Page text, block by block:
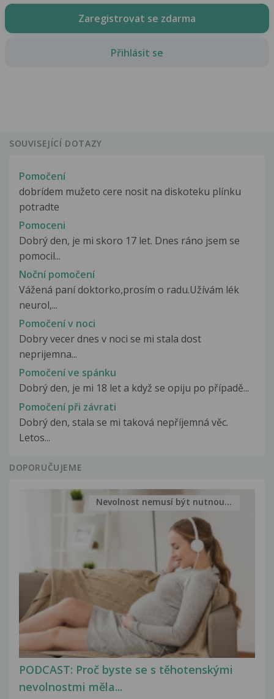
Zaregistrovat se zdarma
Přihlásit se
SOUVISEJÍCÍ DOTAZY
Pomočení
dobrídem mužeto cere nosit na diskoteku plínku
potradte
Pomoceni
Dobrý den, je mi skoro 17 let. Dnes ráno jsem se
pomocil...
Noční pomočení
Vážená paní doktorko,prosím o radu.Užívám lék
neurol,...
Pomočení v noci
Dobry vecer dnes v noci se mi stala dost
neprijemna...
Pomočení ve spánku
Dobrý den, je mi 18 let a když se opiju po případě...
Pomočení při závrati
Dobrý den, stala se mi taková nepříjemná věc.
Letos...
DOPORUČUJEME
PODCAST: Proč byste se s těhotenskými
nevolnostmi měla...
Nevolnost nemusí být nutnou...